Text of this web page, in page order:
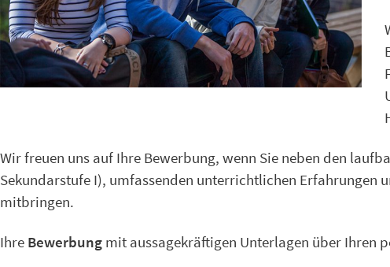
Wir freuen uns auf Ihre Bewerbung, wenn Sie neben den
Sekundarstufe I), umfassenden unterrichtlichen
mitbringen.
Ihre Bewerbung mit aussagekräftigen Unterlagen über Ihren